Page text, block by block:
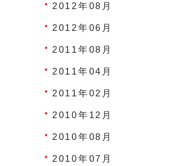
2012年08月
2012年06月
2011年08月
2011年04月
2011年02月
2010年12月
2010年08月
2010年07月